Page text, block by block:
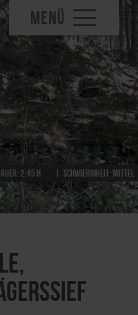
MENÜ
2:45 h Schwierigkeit: mittel